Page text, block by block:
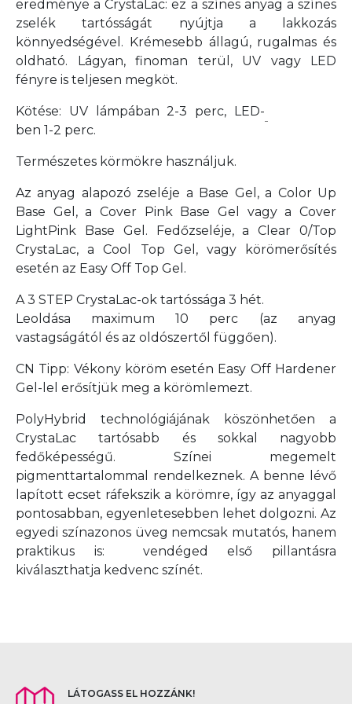
eredménye a CrystaLac: ez a színes anyag a színes
zselék tartósságát nyújtja a lakkozás
könnyedségével. Krémesebb állagú, rugalmas és
oldható. Lágyan, finoman terül, UV vagy LED
fényre is teljesen megköt.
Kötése: UV lámpában 2-3 perc, LED-
ben 1-2 perc.
Természetes körmökre használjuk.
Az anyag alapozó zseléje a Base Gel, a Color Up
Base Gel, a Cover Pink Base Gel vagy a Cover
LightPink Base Gel. Fedőzseléje, a Clear 0/Top
CrystaLac, a Cool Top Gel, vagy körömerősítés
esetén az Easy Off Top Gel.
A 3 STEP CrystaLac-ok tartóssága 3 hét.
Leoldása maximum 10 perc
(az anyag
vastagságától és az oldószertől függően).
CN Tipp: Vékony köröm esetén Easy Off Hardener
Gel-lel erősítjük meg a körömlemezt.
PolyHybrid technológiájának köszönhetően a
CrystaLac tartósabb és sokkal nagyobb
fedőképességű. Színei megemelt
pigmenttartalommal rendelkeznek. A benne lévő
lapított ecset ráfekszik a körömre, így az anyaggal
pontosabban, egyenletesebben lehet dolgozni. Az
egyedi színazonos üveg nemcsak mutatós, hanem
praktikus is: vendéged első pillantásra
kiválaszthatja kedvenc színét.
LÁTOGASS EL HOZZÁNK!